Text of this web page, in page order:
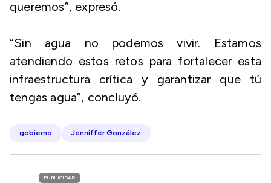
queremos”, expresó.
“Sin agua no podemos vivir. Estamos
atendiendo estos retos para fortalecer esta
infraestructura crítica y garantizar que tú
tengas agua”, concluyó.
gobierno Jenniffer González
PUBLICIDAD